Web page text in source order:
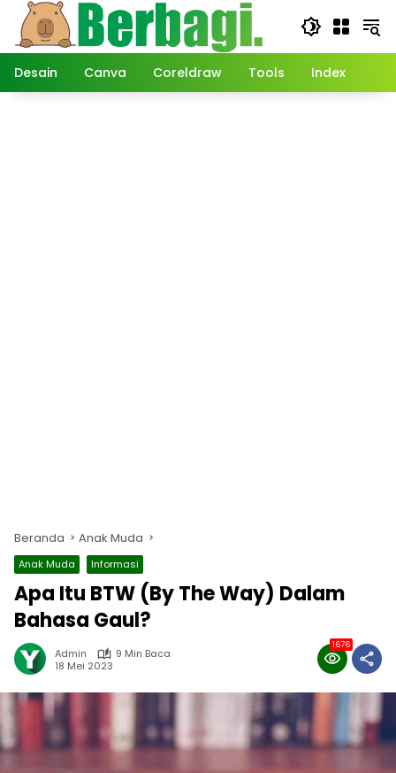
Langsung
konten
Desain
Canva Coreldraw Tools Index
Beranda Anak Muda
Anak Muda Informasi
Apa Itu BTW (By The Way) Dalam
Bahasa Gaul?
Admin
9 Min Baca
18 Mei 2023
1676